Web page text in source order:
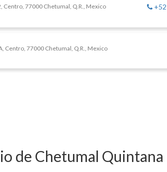
Centro, 77000 Chetumal, Q.R., Mexico
Centro, 77000 Chetumal, Q.R., Mexico
de Chetumal Quintana